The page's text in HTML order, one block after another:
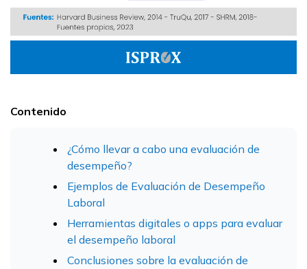
Contenido
¿Cómo llevar a cabo una evaluación de
desempeño?
Ejemplos de Evaluación de Desempeño
Laboral
Herramientas digitales o apps para evaluar
el desempeño laboral
Conclusiones sobre la evaluación de